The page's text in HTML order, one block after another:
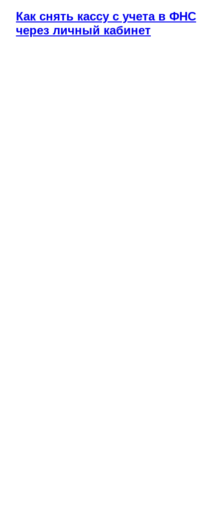
Как снять кассу с учета в ФНС
через личный кабинет